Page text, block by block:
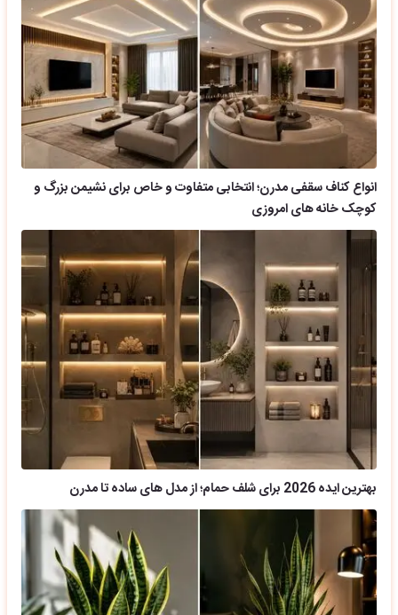
انواع کناف سقفی مدرن؛ انتخابی متفاوت و خاص برای نشیمن بزرگ و
کوچک خانه های امروزی
بهترین ایده 2026 برای شلف حمام؛ از مدل های ساده تا مدرن